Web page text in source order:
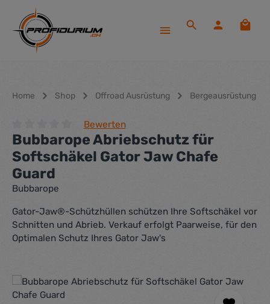
Zum Hauptinhalt springen
Home Shop Offroad Ausrüstung Bergeausrüstung
Durchschnittliche Bewertung von 0 von 5 Sternen
Bewerten
Bubbarope Abriebschutz für
Softschäkel Gator Jaw Chafe
Guard
Bubbarope
Gator-Jaw®-Schützhüllen schützen Ihre Softschäkel vor
Schnitten und Abrieb. Verkauf erfolgt Paarweise, für den
Optimalen Schutz Ihres Gator Jaw's
Bildergalerie überspringen